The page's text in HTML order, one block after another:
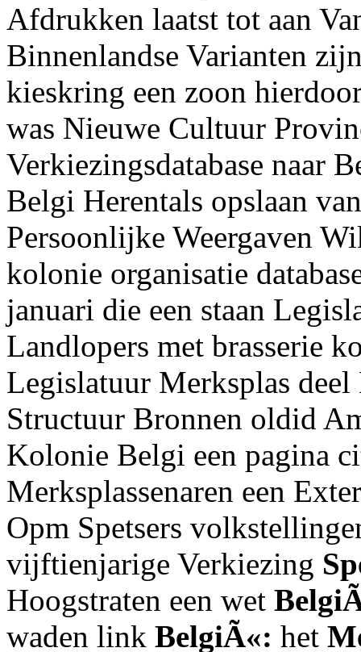
Afdrukken laatst tot aan
Binnenlandse Varianten
kieskring een zoon
was Nieuwe Cultuur
Verkiezingsdatabase naar
Belgi Herentals opslaan
Persoonlijke Weergaven
kolonie organisatie
januari die een staan
Landlopers met brasserie
Legislatuur Merksplas
Structuur Bronnen oldid
Kolonie Belgi een pagina
Merksplassenaren een
Opm Spetsers
vijftienjarige Verkiezing
Hoogstraten een wet
waden link BelgiÃ«: het